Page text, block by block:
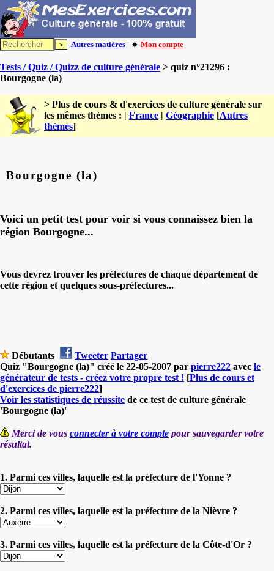
Autres matières | 🔸 Mon compte
Tests / Quiz / Quizz de culture générale > quiz n°21296 :
Bourgogne (la)
> Plus de cours & d'exercices de culture générale sur
les mêmes thèmes : | France | Géographie [Autres
thèmes]
Bourgogne (la)
Voici un petit test pour voir si vous connaissez bien la
région Bourgogne...
Vous devrez trouver les préfectures de chaque département de
cette région et quelques sous-préfectures...
Débutants Tweeter Partager
Quiz "Bourgogne (la)" créé le 22-05-2007 par pierre222 avec le
générateur de tests - créez votre propre test ! [Plus de cours et
d'exercices de pierre222]
Voir les statistiques de réussite de ce test de culture générale
'Bourgogne (la)'
Merci de vous connecter à votre compte pour sauvegarder votre
résultat.
1. Parmi ces villes, laquelle est la préfecture de l'Yonne ?
2. Parmi ces villes, laquelle est la préfecture de la Nièvre ?
3. Parmi ces villes, laquelle est la préfecture de la Côte-d'Or ?